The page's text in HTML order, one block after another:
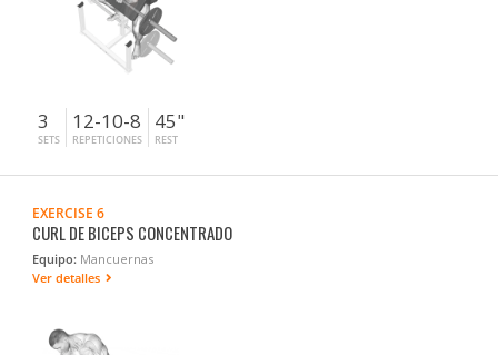
3
SETS
12-10-8
REPETICIONES
45"
REST
EXERCISE 6
CURL DE BICEPS CONCENTRADO
Equipo: Mancuernas
Ver detalles